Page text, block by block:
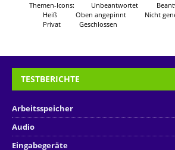
Themen-Icons:
Unbeantwortet
Heiß
Oben angepinnt Nicht
Privat
Geschlossen
TESTBERICHTE
Arbeitsspeicher
Audio
Eingabegeräte